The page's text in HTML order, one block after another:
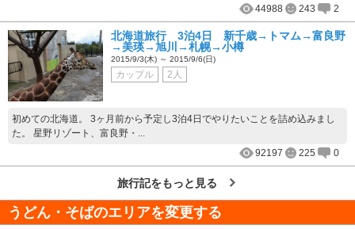
44988
243 2
北海道旅行 3泊4日 新千歳→トマム→富良野
→美瑛→旭川→札幌→小樽
2015/9/3(木) ～ 2015/9/6(日)
カップル 2人
初めての北海道。 3ヶ月前から予定し3泊4日でやりたいことを詰め込みまし
た。 星野リゾート、富良野・...
92197
225 0
旅行記をもっと見る
うどん・そばのエリアを変更する